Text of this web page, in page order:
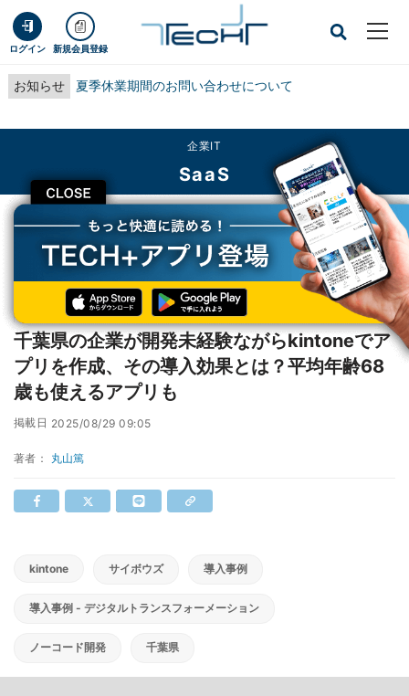
ログイン 新規会員登録
お知らせ 夏季休業期間のお問い合わせについて
CLOSE
企業IT
SaaS
TECH+ 企業IT
SaaS
千葉県の企業が開発未経験ながらkintoneでアプリを作成、その導入効果とは？
レポート
千葉県の企業が開発未経験ながらkintoneでア
プリを作成、その導入効果とは？平均年齢68
歳も使えるアプリも
掲載日 2025/08/29 09:05
著者： 丸山篤
kintone サイボウズ 導入事例
導入事例 - デジタルトランスフォーメーション
ノーコード開発 千葉県